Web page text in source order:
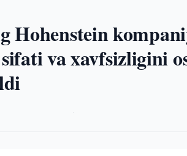
Hohenstein
va xavfsizligini